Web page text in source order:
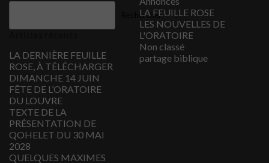
Rechercher
LA DERNIÈRE FEUILLE
ROSE, À TÉLÉCHARGER
DIMANCHE 14 JUIN
FÊTE DE L’ORATOIRE
DU LOUVRE
TEXTE DE LA
PRÉSENTATION DE
QOHELET DU 30 MAI
2028
QUELQUES MAXIMES
LA FEUILLE ROSE
LES NOUVELLES DE
L'ORATOIRE
Non classé
partage biblique